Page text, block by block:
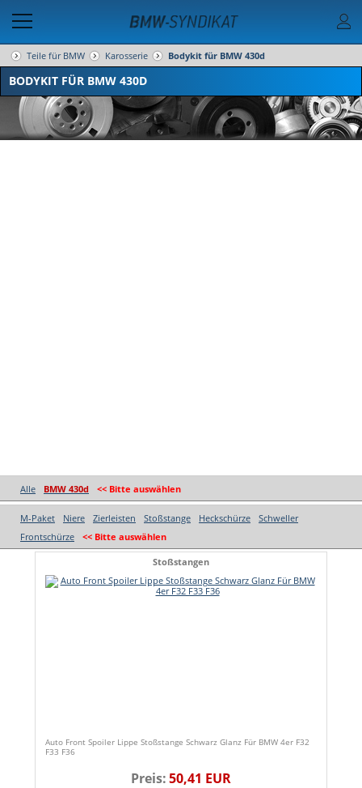
Teile für BMW Karosserie Bodykit für BMW 430d
BODYKIT FÜR BMW 430D
Alle BMW 430d << Bitte auswählen
M-Paket Niere Zierleisten Stoßstange Heckschürze
Schweller
Frontschürze
<< Bitte auswählen
Stoßstangen
Auto Front Spoiler Lippe Stoßstange Schwarz Glanz Für BMW 4er F32
F33 F36
Preis:50,41 EUR